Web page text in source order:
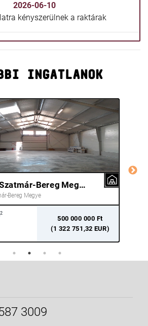
2026-06-10
kényszerülnek a raktárak
INGATLANOK
Szabolcs-Szatmár-Bereg Megye Nyíregyháza
Bereg Megye
2
500 000 000 Ft
(1 322 751,32 EUR)
3009